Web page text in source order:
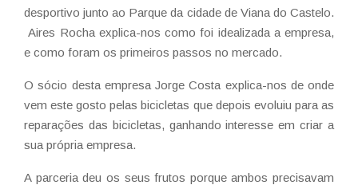
desportivo junto ao Parque da cidade de Viana do Castelo.
Aires Rocha explica-nos como foi idealizada a empresa,
e como foram os primeiros passos no mercado.
O sócio desta empresa Jorge Costa explica-nos de onde
vem este gosto pelas bicicletas que depois evoluiu para as
reparações das bicicletas, ganhando interesse em criar a
sua própria empresa.
A parceria deu os seus frutos porque ambos precisavam